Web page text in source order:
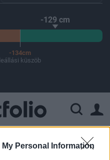
My Personal Information
-129 cm
-134cm
leállási küszöb